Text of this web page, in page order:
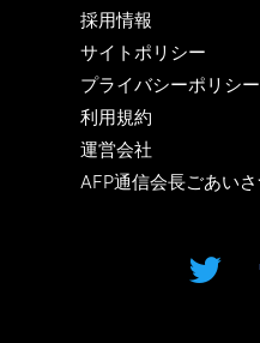
採用情報
サイトポリシー
プライバシーポリシー
利用規約
運営会社
AFP通信会長ごあい